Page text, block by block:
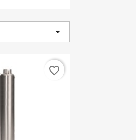

favorite_border